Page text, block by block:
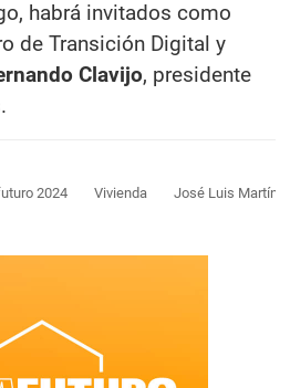
habrá invitados como
de Transición Digital y
Clavijo, presidente
2024 Vivienda José Luis